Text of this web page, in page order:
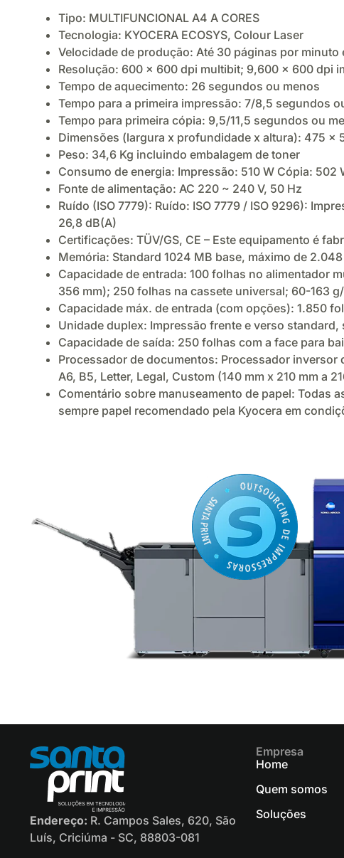
Tipo: MULTIFUNCIONAL A4 A CORES
Tecnologia: KYOCERA ECOSYS, Colour Laser
Velocidade de produção: Até 30 páginas por minuto
Resolução: 600 x 600 dpi multibit; 9,600 x 600 dpi
Tempo de aquecimento: 26 segundos ou menos
Tempo para a primeira impressão: 7/8,5 segundos
Tempo para primeira cópia: 9,5/11,5 segundos ou
Dimensões (largura x profundidade x altura): 475 x
Peso: 34,6 Kg incluindo embalagem de toner
Consumo de energia: Impressão: 510 W Cópia: 502
Fonte de alimentação: AC 220 ~ 240 V, 50 Hz
Ruído (ISO 7779): Ruído: ISO 7779 / ISO 9296):
26,8 dB(A)
Certificações: TÜV/GS, CE – Este equipamento é
Memória: Standard 1024 MB base, máximo de
Capacidade de entrada: 100 folhas no alimentador
356 mm); 250 folhas na cassete universal; 60-163
Capacidade máx. de entrada (com opções): 1.850
Unidade duplex: Impressão frente e verso
Capacidade de saída: 250 folhas com a face para
Processador de documentos: Processador inversor
A6, B5, Letter, Legal, Custom (140 mm x 210 mm a
Comentário sobre manuseamento de papel: Todas
sempre papel recomendado pela Kyocera em
Endereço: R. Campos Sales, 620, São
Luís, Criciúma - SC, 88803-081
Empresa
Home
Quem somos
Soluções